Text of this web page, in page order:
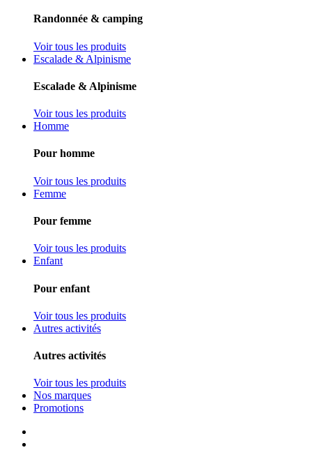
Randonnée & camping
Voir tous les produits
Escalade & Alpinisme
Escalade & Alpinisme
Voir tous les produits
Homme
Pour homme
Voir tous les produits
Femme
Pour femme
Voir tous les produits
Enfant
Pour enfant
Voir tous les produits
Autres activités
Autres activités
Voir tous les produits
Nos marques
Promotions